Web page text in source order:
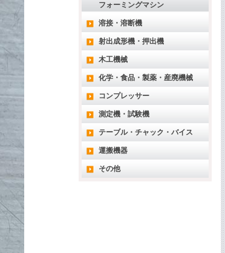
フォーミングマシン
溶接・溶断機
射出成形機・押出機
木工機械
化学・食品・製薬・産廃機械
コンプレッサー
測定機・試験機
テーブル・チャック・バイス
運搬機器
その他